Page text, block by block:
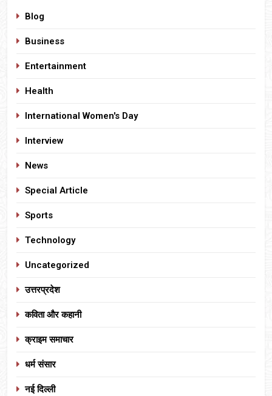
Blog
Business
Entertainment
Health
International Women's Day
Interview
News
Special Article
Sports
Technology
Uncategorized
उत्तरप्रदेश
कविता और कहानी
क्राइम समाचार
धर्म संसार
नई दिल्ली